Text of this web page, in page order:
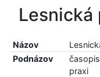
Lesnická
Názov
Podnázov
praxi